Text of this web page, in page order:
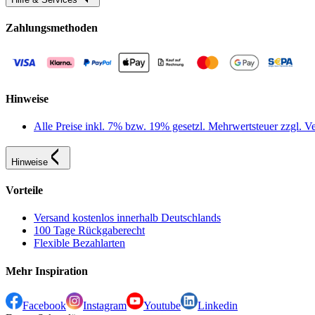
Zahlungsmethoden
Hinweise
Alle Preise inkl. 7% bzw. 19% gesetzl. Mehrwertsteuer zzgl.
Hinweise
Vorteile
Versand kostenlos innerhalb Deutschlands
100 Tage Rückgaberecht
Flexible Bezahlarten
Mehr Inspiration
Facebook Instagram Youtube
Linkedin